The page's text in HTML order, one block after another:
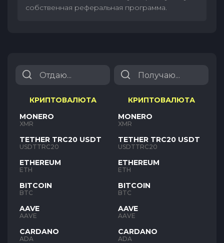
собственная реферальная программа.
КРИПТОВАЛЮТА
MONERO
XMR
TETHER TRC20 USDT
USDTTRC20
ETHEREUM
ETH
BITCOIN
BTC
AAVE
AAVE
CARDANO
ADA
КРИПТОВАЛЮТА
MONERO
XMR
TETHER TRC20 USDT
USDTTRC20
ETHEREUM
ETH
BITCOIN
BTC
AAVE
AAVE
CARDANO
ADA